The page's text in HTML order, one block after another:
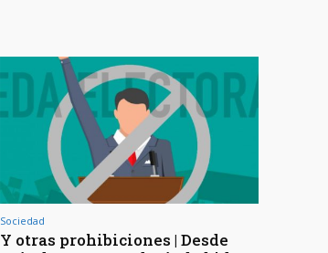
Sociedad
Y otras prohibiciones | Desde